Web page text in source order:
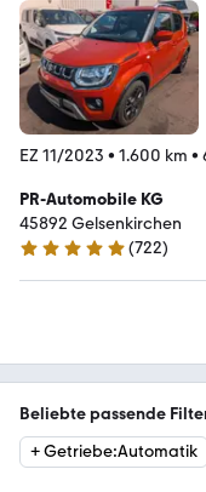
EZ 11/2023 • 1.600 km •
PR-Automobile KG
45892 Gelsenkirchen
4.9 Sterne
(722)
Beliebte passende
+Getriebe:Automatik